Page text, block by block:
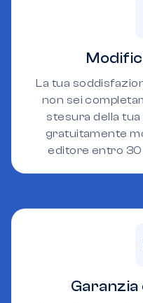
La tua
non sei
stesura della tua
gratuitamente
editore entro 30